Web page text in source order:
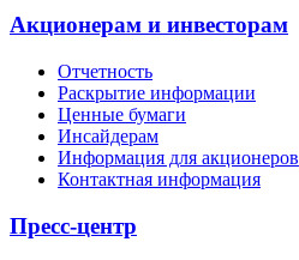
Акционерам и инвесторам
Отчетность
Раскрытие информации
Ценные бумаги
Инсайдерам
Информация для акционеров
Контактная информация
Пресс-центр